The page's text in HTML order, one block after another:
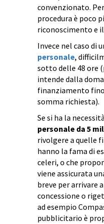
convenzionato.
procedura è poco
riconoscimento e
Invece nel caso di
personale,
sotto delle 48 ore
intende dalla
finanziamento
somma richiesta).
Se si ha la
personale da 5
rivolgere a quelle
hanno la fama di
celeri, o che
viene assicurata
breve per arrivare
concessione o
ad esempio
pubblicitario è